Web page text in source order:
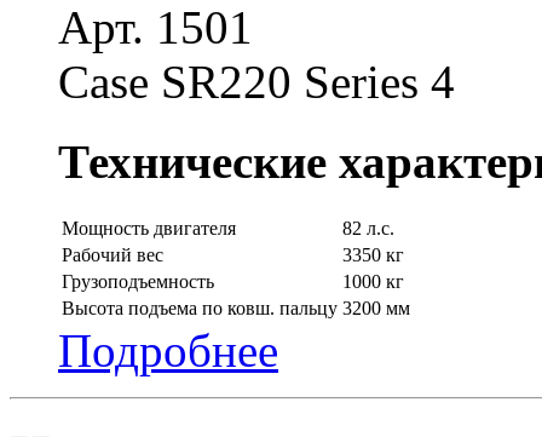
Арт. 1501
Case SR220 Series 4
Технические
Мощность двигателя
82 л.с.
Рабочий вес
3350 кг
Грузоподъемность
1000 кг
Высота подъема по ковш. пальцу 3200 мм
Подробнее